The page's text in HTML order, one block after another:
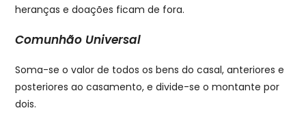
heranças e doações ficam de fora.
Comunhão Universal
Soma-se o valor de todos os bens do casal, anteriores e
posteriores ao casamento, e divide-se o montante por
dois.